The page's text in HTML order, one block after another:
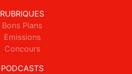
RUBRIQUES
Bons Plans
Emissions
Concours
PODCASTS